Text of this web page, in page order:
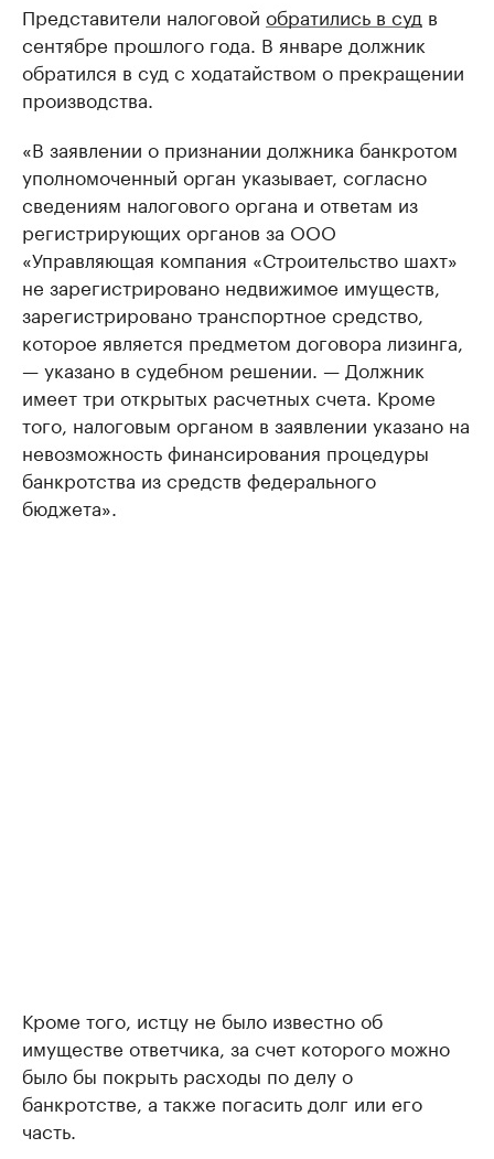
Представители налоговой обратились в суд в
сентябре прошлого года. В январе должник
обратился в суд с ходатайством о прекращении
производства.
«В заявлении о признании должника банкротом
уполномоченный орган указывает, согласно
сведениям налогового органа и ответам из
регистрирующих органов за ООО
«Управляющая компания «Строительство шахт»
не зарегистрировано недвижимое имуществ,
зарегистрировано транспортное средство,
которое является предметом договора лизинга,
— указано в судебном решении. — Должник
имеет три открытых расчетных счета. Кроме
того, налоговым органом в заявлении указано на
невозможность финансирования процедуры
банкротства из средств федерального
бюджета».
Кроме того, истцу не было известно об
имуществе ответчика, за счет которого можно
было бы покрыть расходы по делу о
банкротстве, а также погасить долг или его
часть.